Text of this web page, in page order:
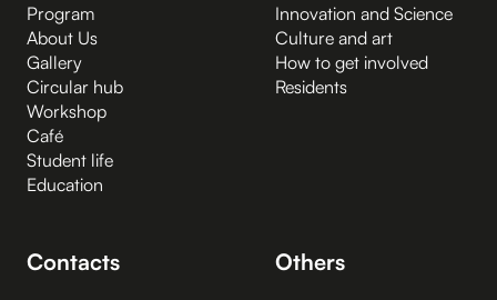
Program
About Us
Gallery
Circular hub
Workshop
Café
Student life
Education
Innovation and Science
Culture and art
How to get involved
Residents
Contacts Others